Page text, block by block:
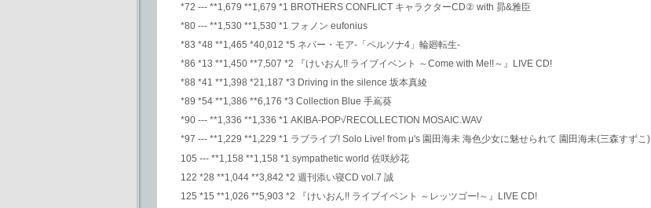
*72 --- **1,679 **1,679 *1 BROTHERS CONFLICT キャラクターCD② with 昴&雅臣
*80 --- **1,530 **1,530 *1 フォノン eufonius
*83 *48 **1,465 *40,012 *5 ネバー・モア-「ペルソナ4」輪廻転生-
*86 *13 **1,450 **7,507 *2 『けいおん!! ライブイベント ～Come with Me!!～』LIVE CD!
*88 *41 **1,398 *21,187 *3 Driving in the silence 坂本真綾
*89 *54 **1,386 **6,176 *3 Collection Blue 手嶌葵
*90 --- **1,336 **1,336 *1 AKIBA-POP√RECOLLECTION MOSAIC.WAV
*97 --- **1,229 **1,229 *1 ラブライブ! Solo Live! from μ's 園田海未 海色少女に魅せられて 園田海未(三森すずこ)
105 --- **1,158 **1,158 *1 sympathetic world 佐咲紗花
122 *28 **1,044 **3,842 *2 週刊添い寝CD vol.7 誠
125 *15 **1,026 **5,903 *2 『けいおん!! ライブイベント ～レッツゴー!～』LIVE CD!